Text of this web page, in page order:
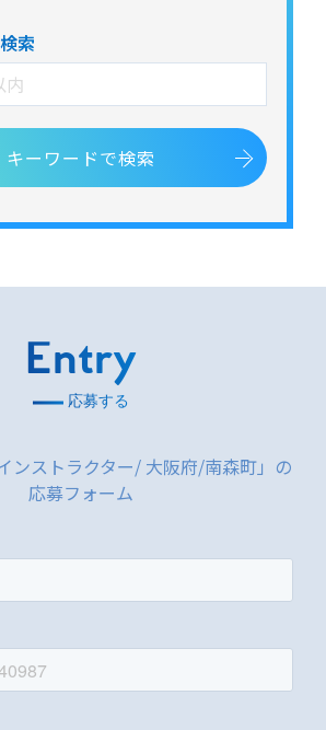
索
キーワードで検索
Entry
応募する
ンストラクター/ 大阪府/南森町」の
応募フォーム